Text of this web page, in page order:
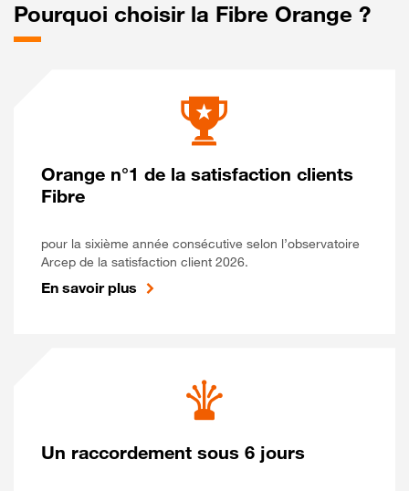
Pourquoi choisir la Fibre Orange ?
Orange n°1 de la satisfaction clients
Fibre
pour la sixième année consécutive selon l’observatoire
Arcep de la satisfaction client 2026.
En savoir plus
Un raccordement sous 6 jours